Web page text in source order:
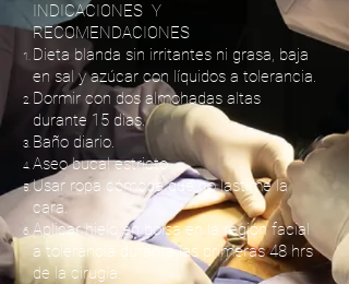
INDICACIONES Y
RECOMENDACIONES
Dieta blanda sin irritantes ni grasa, baja
en sal y azúcar con líquidos a tolerancia.
Dormir con dos almohadas altas
durante 15 dias.
Baño diario.
Aseo bucal estricto.
Usar ropa cómoda que no lastime la
cara.
Aplicar hielo en bolsa en la región facial
a tolerancia durante las primeras 48 hrs
de la cirugía.